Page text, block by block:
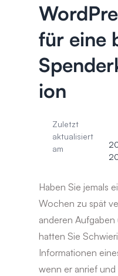
für eine
ion
Zuletzt
aktualisiert
am
Haben Sie jemals
Wochen zu spät
anderen
hatten Sie
Informationen
wenn er anrief